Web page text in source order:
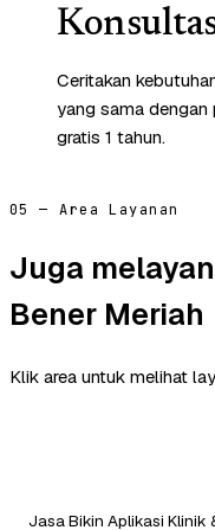
Ceritakan
yang sama
gratis 1 tahun.
05 — Area Layanan
Juga
Bener Meriah
Klik area untuk melihat
Jasa Bikin Aplikasi Klinik